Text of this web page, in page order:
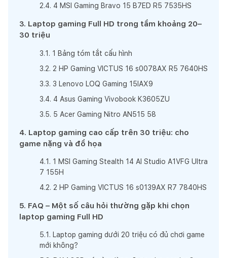
2.4. 4 MSI Gaming Bravo 15 B7ED R5 7535HS
3. Laptop gaming Full HD trong tầm khoảng 20–
30 triệu
3.1 . 1 Bảng tóm tắt cấu hình
3.2. 2 HP Gaming VICTUS 16 s0078AX R5 7640HS
3.3. 3 Lenovo LOQ Gaming 15IAX9
3.4. 4 Asus Gaming Vivobook K3605ZU
3.5. 5 Acer Gaming Nitro AN515 58
4. Laptop gaming cao cấp trên 30 triệu: cho
game nặng và đồ họa
4.1 . 1 MSI Gaming Stealth 14 AI Studio A1VFG Ultra
7 155H
4.2. 2 HP Gaming VICTUS 16 s0139AX R7 7840HS
5. FAQ – Một số câu hỏi thường gặp khi chọn
laptop gaming Full HD
5.1 . Laptop gaming dưới 20 triệu có đủ chơi game
mới không?